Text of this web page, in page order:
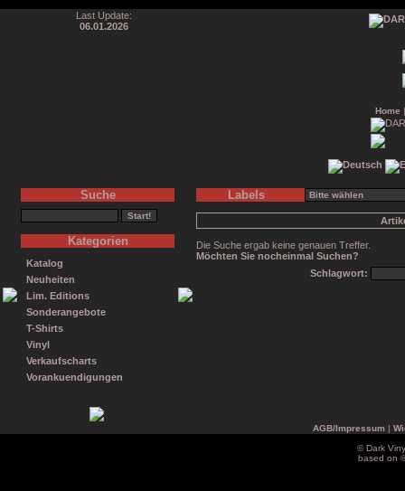
Last Update:
06.01.2026
Home
Suche
Kategorien
Katalog
Neuheiten
Lim. Editions
Sonderangebote
T-Shirts
Vinyl
Verkaufscharts
Vorankuendigungen
Labels
Die Suche ergab keine genauen Treffer.
Möchten Sie nocheinmal Suchen?
Schlagwort:
AGB/Impressum|
© Dark
based on